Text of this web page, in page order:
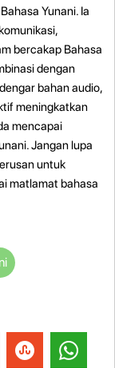
Yunani. Ia
bercakap Bahasa
dengan
bahan audio,
meningkatkan
mencapai
Jangan lupa
untuk
matlamat bahasa